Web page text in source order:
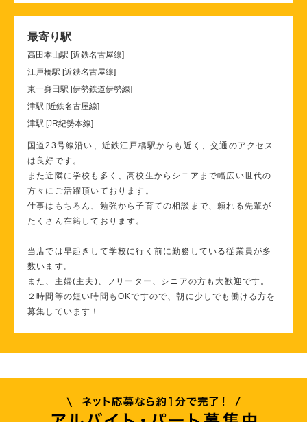
最寄り駅
高田本山駅 [近鉄名古屋線]
江戸橋駅 [近鉄名古屋線]
東一身田駅 [伊勢鉄道伊勢線]
津駅 [近鉄名古屋線]
津駅 [JR紀勢本線]
国道23号線沿い、近鉄江戸橋駅からも近く、交通のアクセス
は良好です。
また近隣に学校も多く、高校生からシニアまで幅広い世代の
方々にご活躍頂いております。
仕事はもちろん、勉強から子育ての相談まで、頼れる先輩が
たくさん在籍しております。
当店では早起きして学校に行く前に勤務している従業員が多
数います。
また、主婦(主夫)、フリーター、シニアの方も大歓迎です。
２時間等の短い時間もOKですので、朝に少しでも働ける方を
募集しています！